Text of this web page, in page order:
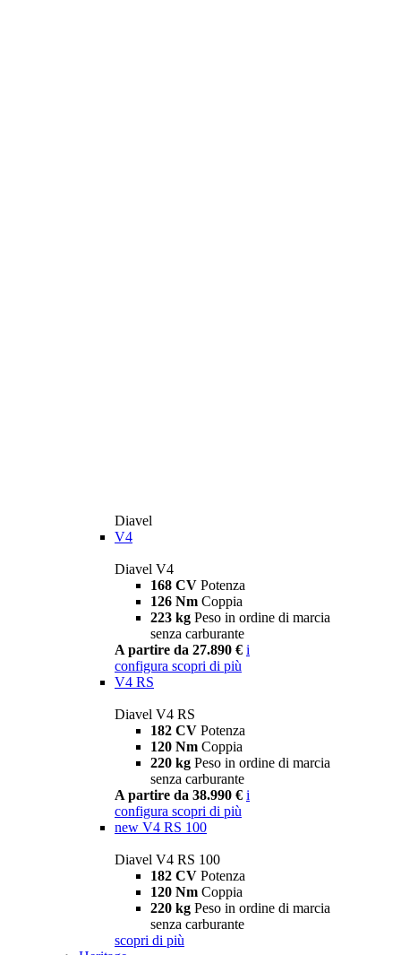
Diavel
V4
Diavel V4
168 CV Potenza
126 Nm Coppia
223 kg Peso in ordine di marcia
senza carburante
A partire da 27.890 € i
configura scopri di più
V4 RS
Diavel V4 RS
182 CV Potenza
120 Nm Coppia
220 kg Peso in ordine di marcia
senza carburante
A partire da 38.990 € i
configura scopri di più
new V4 RS 100
Diavel V4 RS 100
182 CV Potenza
120 Nm Coppia
220 kg Peso in ordine di marcia
senza carburante
scopri di più